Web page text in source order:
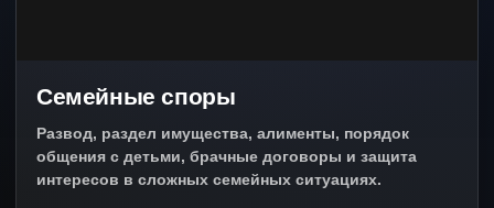
Семейные споры
Развод, раздел имущества, алименты, порядок
общения с детьми, брачные договоры и защита
интересов в сложных семейных ситуациях.